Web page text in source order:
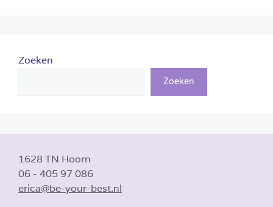
Zoeken
Zoeken
1628 TN Hoorn
06 - 405 97 086
erica@be-your-best.nl